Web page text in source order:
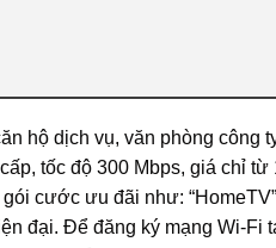
hộ dịch vụ, văn phòng công
tốc độ 300 Mbps, giá chỉ từ
cước ưu đãi như: “HomeTV”,
đại. Để đăng ký mạng Wi-Fi